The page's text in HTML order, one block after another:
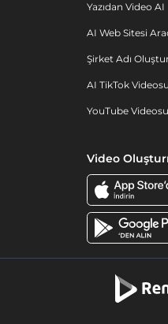
Yazıdan Video AI
AI Web Sitesi
Şirket Adı
AI TikTok
YouTube
Video